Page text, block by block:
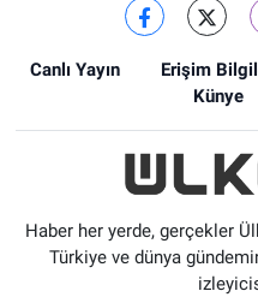
Canlı Yayın Erişim
Künye
Haber her yerde, gerçekler
Türkiye ve dünya